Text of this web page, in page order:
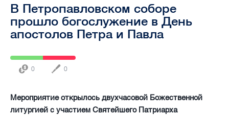
В Петропавловском соборе
прошло богослужение в День
апостолов Петра и Павла
0 0
Мероприятие открылось двухчасовой Божественной
литургией с участием Святейшего Патриарха